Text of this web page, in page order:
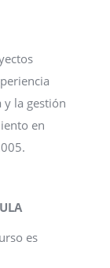
la gestión
en
es